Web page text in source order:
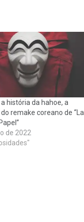
história da hahoe, a
remake coreano de “La
de 2022